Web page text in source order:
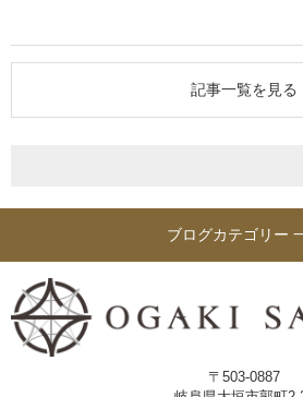
記事一覧を見る
ブログカテゴリー
〒503-0887